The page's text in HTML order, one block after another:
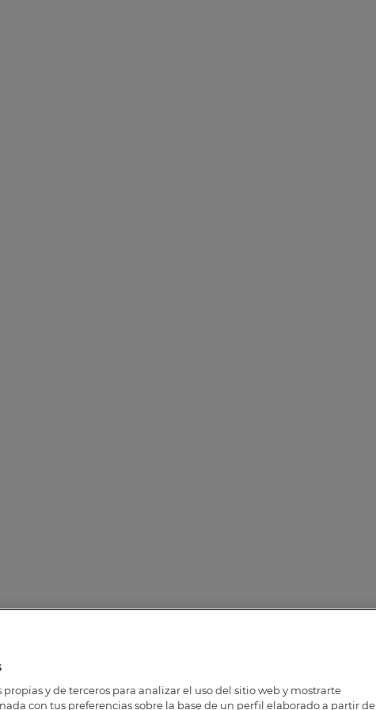
y de terceros para analizar el uso del sitio web y mostrarte
con tus preferencias sobre la base de un perfil elaborado a partir de